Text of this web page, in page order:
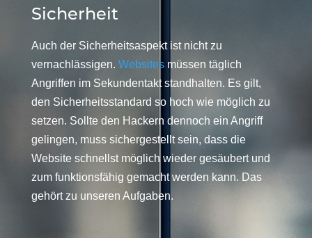
Sicherheit
Auch der Sicherheitsaspekt ist nicht zu
vernachlässigen. Websitesmüssen täglich
Angriffen im Sekundentakt standhalten. Es gilt,
den Sicherheitsstandard so hoch wie möglich zu
setzen. Sollte den Hackern dennoch ein Angriff
gelingen, muss sichergestellt sein, dass die
Website schnellst möglich wieder gesäubert und
zum funktionsfähig gemacht werden kann. Das
gehört zu unseren Aufgaben.